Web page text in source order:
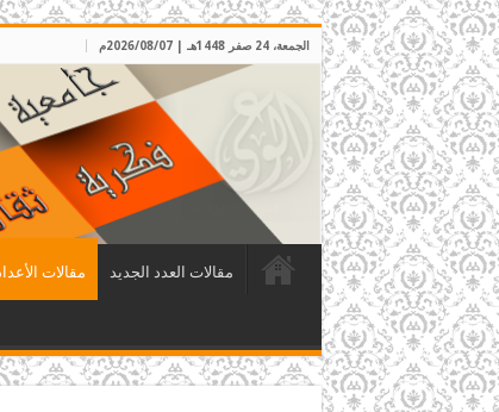
الجمعة، 24 صفر 1448هـ | 2026/08/07م
مقالات العدد الجديد مقالات